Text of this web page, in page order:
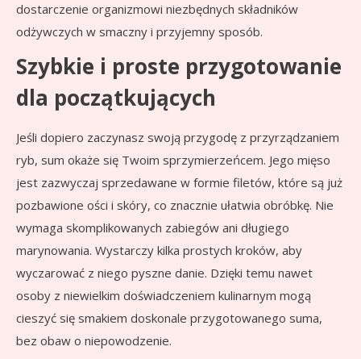
dostarczenie organizmowi niezbędnych składników
odżywczych w smaczny i przyjemny sposób.
Szybkie i proste przygotowanie
dla początkujących
Jeśli dopiero zaczynasz swoją przygodę z przyrządzaniem
ryb, sum okaże się Twoim sprzymierzeńcem. Jego mięso
jest zazwyczaj sprzedawane w formie filetów, które są już
pozbawione ości i skóry, co znacznie ułatwia obróbkę. Nie
wymaga skomplikowanych zabiegów ani długiego
marynowania. Wystarczy kilka prostych kroków, aby
wyczarować z niego pyszne danie. Dzięki temu nawet
osoby z niewielkim doświadczeniem kulinarnym mogą
cieszyć się smakiem doskonale przygotowanego suma,
bez obaw o niepowodzenie.